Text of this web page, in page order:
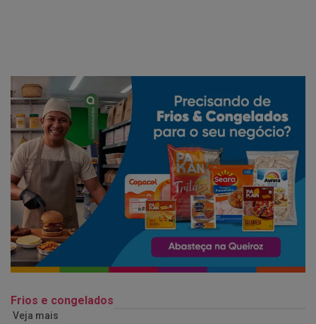
Frios e congelados
Veja mais